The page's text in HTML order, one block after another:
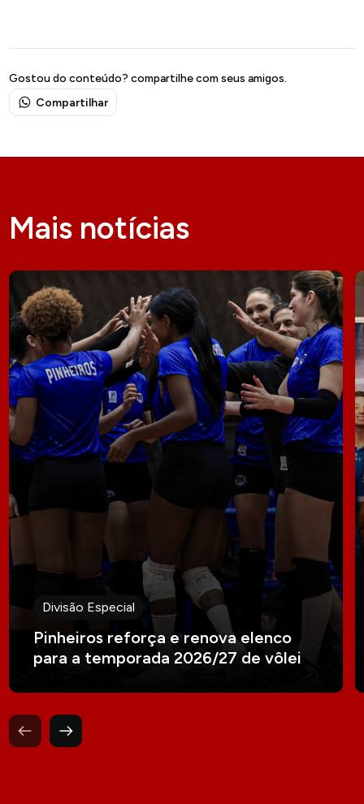
Gostou do conteúdo? compartilhe com seus amigos.
Compartilhar
Mais notícias
Divisão Especial
Pinheiros reforça e renova elenco
para a temporada 2026/27 de vôlei